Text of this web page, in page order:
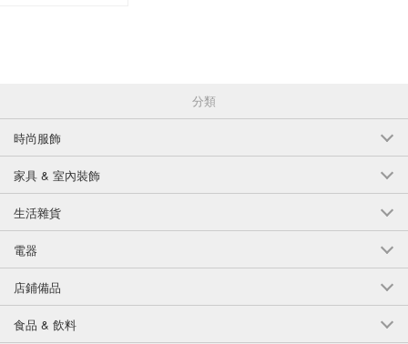
；
；
；
；
；
* 年度活動 - 推薦項目
*2023年日曆 2023年日記
*[2022 新款預訂 新款圖案遮蔽膠帶].
；
春天
*入學禮][幼兒園入學禮
*新生活、新學期、新員工]。
*春節黃金周]。
分類
時尚服飾
家具 & 室內裝飾
生活雜貨
電器
店鋪備品
食品 & 飲料